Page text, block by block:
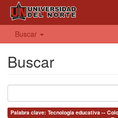
Buscar
Buscar
Palabra clave: Tecnología educativa --